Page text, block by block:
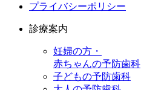
プライバシーポリシー
診療案内
妊婦の方・
赤ちゃんの予防歯科
子どもの予防歯科